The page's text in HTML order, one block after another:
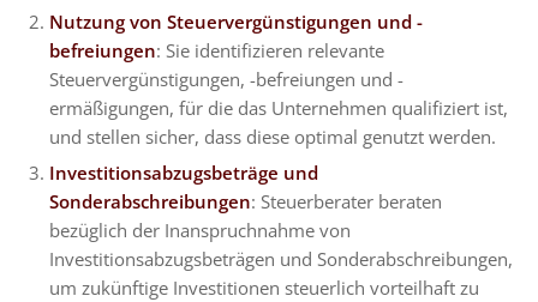
Nutzung von Steuervergünstigungen und -
befreiungen: Sie identifizieren relevante
Steuervergünstigungen, -befreiungen und -
ermäßigungen, für die das Unternehmen qualifiziert ist,
und stellen sicher, dass diese optimal genutzt werden.
Investitionsabzugsbeträge und
Sonderabschreibungen: Steuerberater beraten
bezüglich der Inanspruchnahme von
Investitionsabzugsbeträgen und Sonderabschreibungen,
um zukünftige Investitionen steuerlich vorteilhaft zu